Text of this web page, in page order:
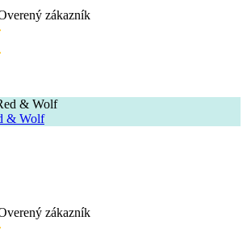
zákazník
& Wolf
zákazník